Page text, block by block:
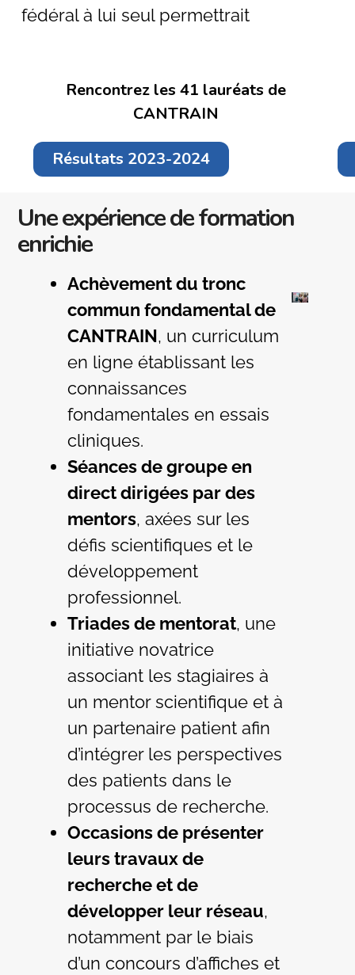
fédéral à lui seul permettrait
Rencontrez les 41 lauréats de
CANTRAIN
Résultats 2023-2024
Une expérience de formation
enrichie
Achèvement du tronc
commun fondamental de
CANTRAIN, un curriculum
en ligne établissant les
connaissances
fondamentales en essais
cliniques.
Séances de groupe en
direct dirigées par des
mentors, axées sur les
défis scientifiques et le
développement
professionnel.
Triades de mentorat, une
initiative novatrice
associant les stagiaires à
un mentor scientifique et à
un partenaire patient afin
d’intégrer les perspectives
des patients dans le
processus de recherche.
Occasions de présenter
leurs travaux de
recherche et de
développer leur réseau,
notamment par le biais
d’un concours d’affiches et